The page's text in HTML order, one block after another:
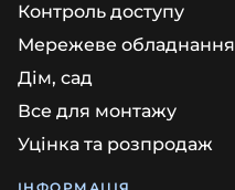
Контроль доступу
Мережеве обладнання
Дім, сад
Все для монтажу
Уцінка та розпродаж